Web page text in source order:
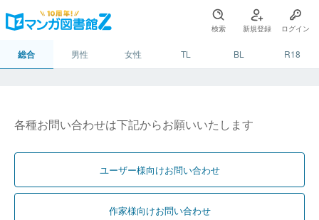
検索 新規登録 ログイン
総合 男性 女性 TL BL R18
各種お問い合わせは下記からお願いいたします
ユーザー様向けお問い合わせ
作家様向けお問い合わせ